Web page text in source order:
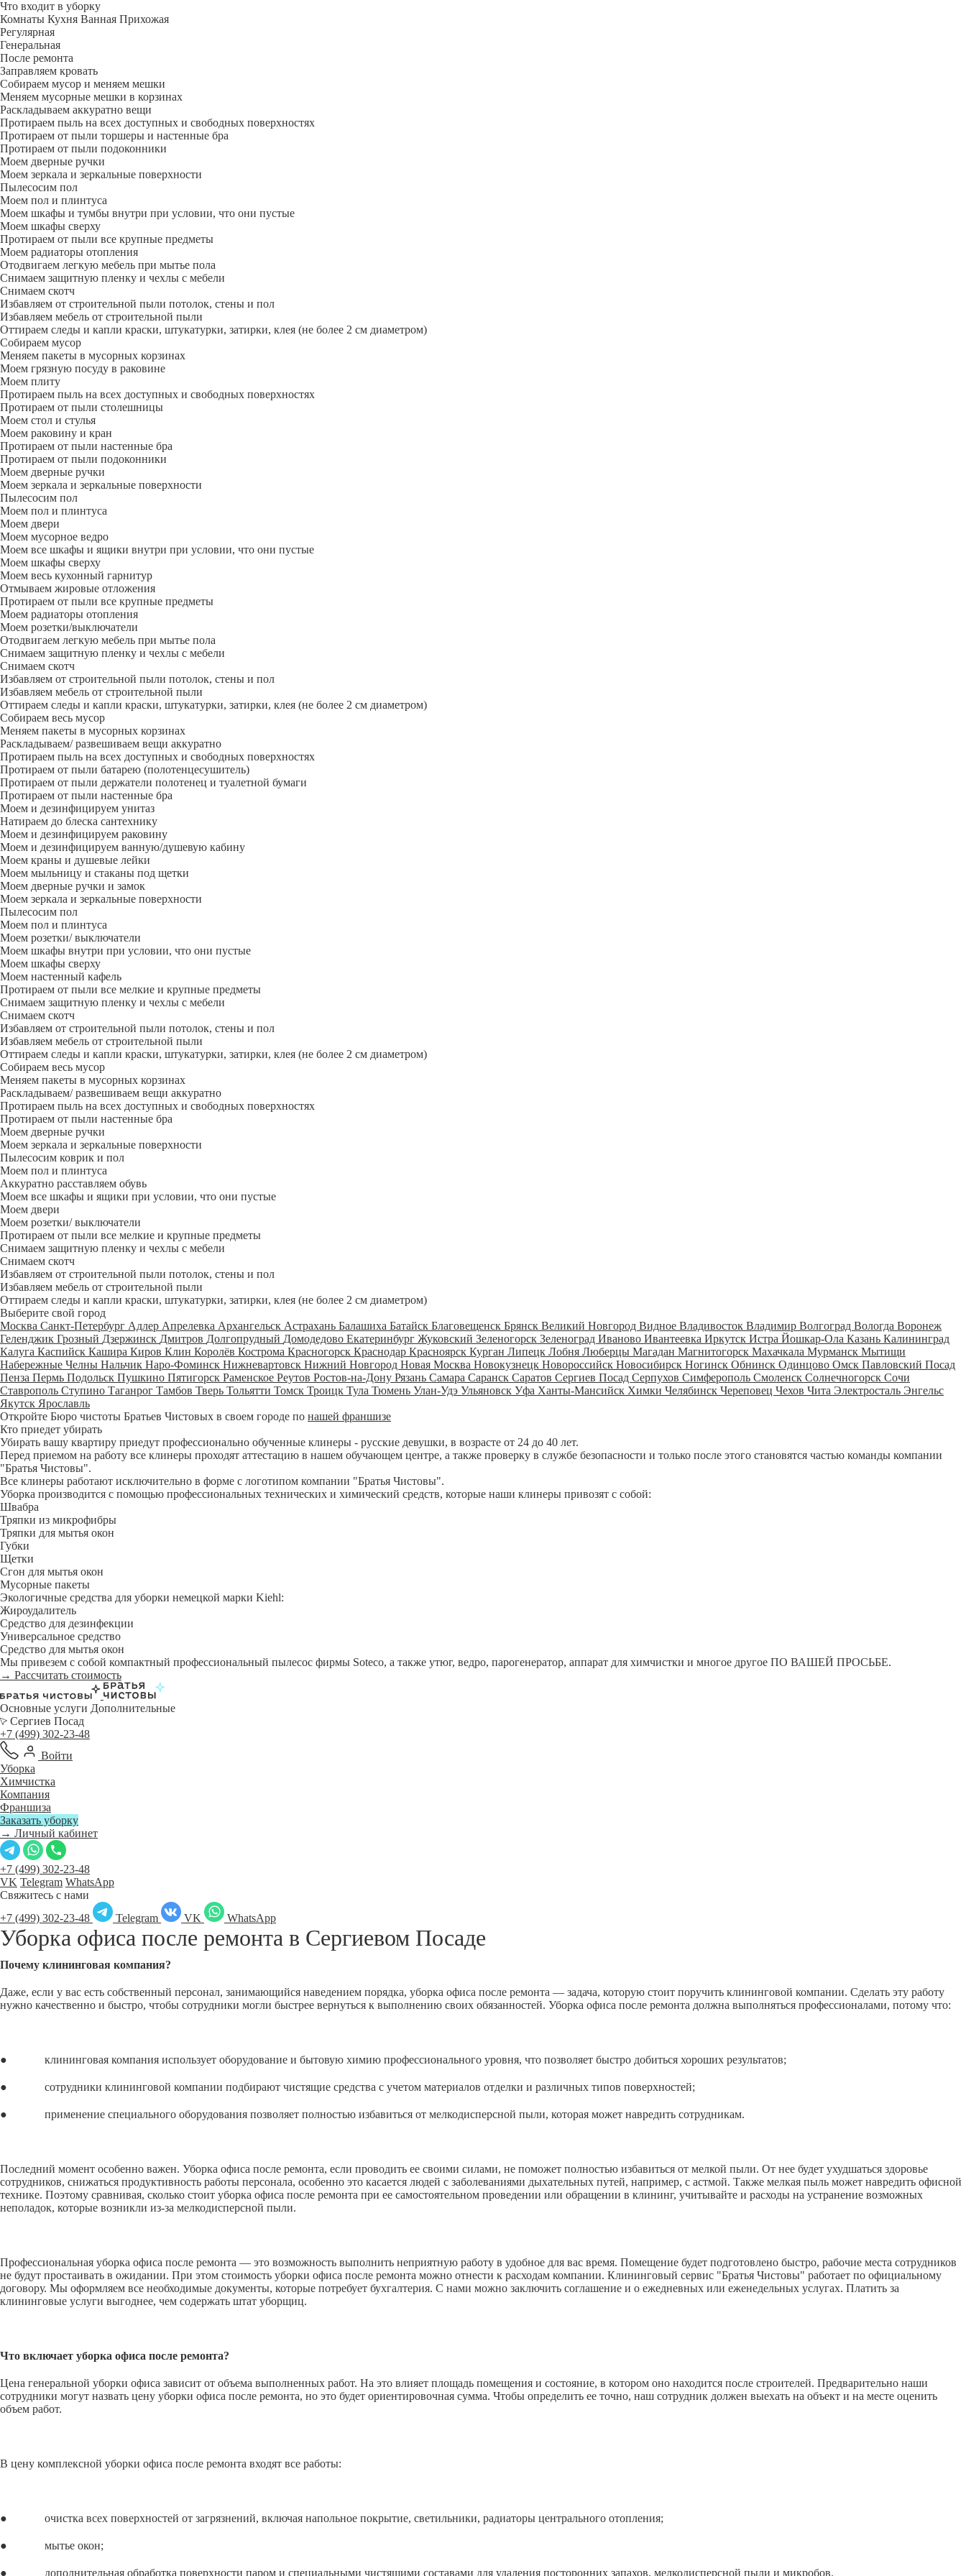
Что входит в уборку
Регу­лярная
Гене­ральная
После ремонта
Заправляем кровать
Собираем мусор и меняем мешки
Меняем мусорные мешки в корзинах
Раскладываем аккуратно вещи
Протираем пыль на всех доступных и свободных поверхностях
Протираем от пыли торшеры и настенные бра
Протираем от пыли подоконники
Моем дверные ручки
Моем зеркала и зеркальные поверхности
Пылесосим пол
Моем пол и плинтуса
Моем шкафы и тумбы внутри при условии, что они пустые
Моем шкафы сверху
Протираем от пыли все крупные предметы
Моем радиаторы отопления
Отодвигаем легкую мебель при мытье пола
Снимаем защитную пленку и чехлы с мебели
Снимаем скотч
Избавляем от строительной пыли потолок, стены и пол
Избавляем мебель от строительной пыли
Оттираем следы и капли краски, штукатурки, затирки, клея (не более 2 см диаметром)
Собираем мусор
Меняем пакеты в мусорных корзинах
Моем грязную посуду в раковине
Моем плиту
Протираем пыль на всех доступных и свободных поверхностях
Протираем от пыли столешницы
Моем стол и стулья
Моем раковину и кран
Протираем от пыли настенные бра
Протираем от пыли подоконники
Моем дверные ручки
Моем зеркала и зеркальные поверхности
Пылесосим пол
Моем пол и плинтуса
Моем двери
Моем мусорное ведро
Моем все шкафы и ящики внутри при условии, что они пустые
Моем шкафы сверху
Моем весь кухонный гарнитур
Отмываем жировые отложения
Протираем от пыли все крупные предметы
Моем радиаторы отопления
Моем розетки/выключатели
Отодвигаем легкую мебель при мытье пола
Снимаем защитную пленку и чехлы с мебели
Снимаем скотч
Избавляем от строительной пыли потолок, стены и пол
Избавляем мебель от строительной пыли
Оттираем следы и капли краски, штукатурки, затирки, клея (не более 2 см диаметром)
Собираем весь мусор
Меняем пакеты в мусорных корзинах
Раскладываем/ развешиваем вещи аккуратно
Протираем пыль на всех доступных и свободных поверхностях
Протираем от пыли батарею (полотенцесушитель)
Протираем от пыли держатели полотенец и туалетной бумаги
Протираем от пыли настенные бра
Моем и дезинфицируем унитаз
Натираем до блеска сантехнику
Моем и дезинфицируем раковину
Моем и дезинфицируем ванную/душевую кабину
Моем краны и душевые лейки
Моем мыльницу и стаканы под щетки
Моем дверные ручки и замок
Моем зеркала и зеркальные поверхности
Пылесосим пол
Моем пол и плинтуса
Моем розетки/ выключатели
Моем шкафы внутри при условии, что они пустые
Моем шкафы сверху
Моем настенный кафель
Протираем от пыли все мелкие и крупные предметы
Снимаем защитную пленку и чехлы с мебели
Снимаем скотч
Избавляем от строительной пыли потолок, стены и пол
Избавляем мебель от строительной пыли
Оттираем следы и капли краски, штукатурки, затирки, клея (не более 2 см диаметром)
Собираем весь мусор
Меняем пакеты в мусорных корзинах
Раскладываем/ развешиваем вещи аккуратно
Протираем пыль на всех доступных и свободных поверхностях
Протираем от пыли настенные бра
Моем дверные ручки
Моем зеркала и зеркальные поверхности
Пылесосим коврик и пол
Моем пол и плинтуса
Аккуратно расставляем обувь
Моем все шкафы и ящики при условии, что они пустые
Моем двери
Моем розетки/ выключатели
Протираем от пыли все мелкие и крупные предметы
Снимаем защитную пленку и чехлы с мебели
Снимаем скотч
Избавляем от строительной пыли потолок, стены и пол
Избавляем мебель от строительной пыли
Оттираем следы и капли краски, штукатурки, затирки, клея (не более 2 см диаметром)
Выберите свой город
Москва Санкт-Петербург Адлер Апрелевка Архангельск Астрахань Балашиха Батайск Благовещенск Брянск Великий Новгород Видное Владивосток Владимир Волгоград Вологда Воронеж
Геленджик Грозный Дзержинск Дмитров Долгопрудный Домодедово Екатеринбург Жуковский Зеленогорск Зеленоград Иваново Ивантеевка Иркутск Истра Йошкар-Ола Казань Калининград
Калуга Каспийск Кашира Киров Клин Королёв Кострома Красногорск Краснодар Красноярск Курган Липецк Лобня Люберцы Магадан Магнитогорск Махачкала Мурманск Мытищи
Набережные Челны Нальчик Наро-Фоминск Нижневартовск Нижний Новгород Новая Москва Новокузнецк Новороссийск Новосибирск Ногинск Обнинск Одинцово Омск Павловский Посад
Пенза Пермь Подольск Пушкино Пятигорск Раменское Реутов Ростов-на-Дону Рязань Самара Саранск Саратов Сергиев Посад Серпухов Симферополь Смоленск Солнечногорск Сочи
Ставрополь Ступино Таганрог Тамбов Тверь Тольятти Томск Троицк Тула Тюмень Улан-Удэ Ульяновск Уфа Ханты-Мансийск Химки Челябинск Череповец Чехов Чита Электросталь Энгельс
Якутск Ярославль
Откройте Бюро чистоты Братьев Чистовых в своем городе по нашей франшизе
Кто приедет убирать
Убирать вашу квартиру приедут профессионально обученные клинеры - русские девушки, в возрасте от 24 до 40 лет.
Перед приемом на работу все клинеры проходят аттестацию в нашем обучающем центре, а также проверку в службе безопасности и только после этого становятся частью команды компании
"Братья Чистовы".
Все клинеры работают исключительно в форме с логотипом компании "Братья Чистовы".
Уборка производится с помощью профессиональных технических и химический средств, которые наши клинеры привозят с собой:
Швабра
Тряпки из микрофибры
Тряпки для мытья окон
Губки
Щетки
Сгон для мытья окон
Мусорные пакеты
Экологичные средства для уборки немецкой марки Kiehl:
Жироудалитель
Средство для дезинфекции
Универсальное средство
Средство для мытья окон
Мы привезем с собой компактный профессиональный пылесос фирмы Soteco, а также утюг, ведро, парогенератор, аппарат для химчистки и многое другое ПО ВАШЕЙ ПРОСЬБЕ.
→ Рассчитать стоимость
Основные услуги Дополнительные
Сергиев Посад
+7 (499) 302-23-48
Войти
Уборка
Химчистка
Компания
Франшиза
Заказать уборку
→ Личный кабинет
+7 (499) 302-23-48
VK Telegram WhatsApp
Свяжитесь с нами
+7 (499) 302-23-48
Telegram VK WhatsApp
Уборка офиса после ремонта в Сергиевом Посаде
Почему клининговая компания?
Даже, если у вас есть собственный персонал, занимающийся наведением порядка, уборка офиса после ремонта — задача, которую стоит поручить клининговой компании. Сделать эту работу
нужно качественно и быстро, чтобы сотрудники могли быстрее вернуться к выполнению своих обязанностей. Уборка офиса после ремонта должна выполняться профессионалами, потому что:
● клининговая компания использует оборудование и бытовую химию профессионального уровня, что позволяет быстро добиться хороших результатов;
● сотрудники клининговой компании подбирают чистящие средства с учетом материалов отделки и различных типов поверхностей;
● применение специального оборудования позволяет полностью избавиться от мелкодисперсной пыли, которая может навредить сотрудникам.
Последний момент особенно важен. Уборка офиса после ремонта, если проводить ее своими силами, не поможет полностью избавиться от мелкой пыли. От нее будет ухудшаться здоровье
сотрудников, снижаться продуктивность работы персонала, особенно это касается людей с заболеваниями дыхательных путей, например, с астмой. Также мелкая пыль может навредить офисной
технике. Поэтому сравнивая, сколько стоит уборка офиса после ремонта при ее самостоятельном проведении или обращении в клининг, учитывайте и расходы на устранение возможных
неполадок, которые возникли из-за мелкодисперсной пыли.
Профессиональная уборка офиса после ремонта — это возможность выполнить неприятную работу в удобное для вас время. Помещение будет подготовлено быстро, рабочие места сотрудников
не будут простаивать в ожидании. При этом стоимость уборки офиса после ремонта можно отнести к расходам компании. Клининговый сервис "Братья Чистовы" работает по официальному
договору. Мы оформляем все необходимые документы, которые потребует бухгалтерия. С нами можно заключить соглашение и о ежедневных или еженедельных услугах. Платить за
клининговые услуги выгоднее, чем содержать штат уборщиц.
Что включает уборка офиса после ремонта?
Цена генеральной уборки офиса зависит от объема выполненных работ. На это влияет площадь помещения и состояние, в котором оно находится после строителей. Предварительно наши
сотрудники могут назвать цену уборки офиса после ремонта, но это будет ориентировочная сумма. Чтобы определить ее точно, наш сотрудник должен выехать на объект и на месте оценить
объем работ.
В цену комплексной уборки офиса после ремонта входят все работы:
● очистка всех поверхностей от загрязнений, включая напольное покрытие, светильники, радиаторы центрального отопления;
● мытье окон;
● дополнительная обработка поверхности паром и специальными чистящими составами для удаления посторонних запахов, мелкодисперсной пыли и микробов.